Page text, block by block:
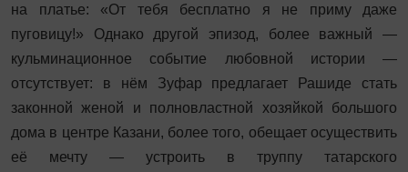
на платье: «От тебя бесплатно я не приму даже
пуговицу!» Однако другой эпизод, более важный —
кульминационное событие любовной истории —
отсутствует: в нём Зуфар предлагает Рашиде стать
законной женой и полновластной хозяйкой большого
дома в центре Казани, более того, обещает осуществить
её мечту — устроить в труппу татарского